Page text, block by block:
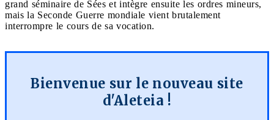
grand séminaire de Sées et intègre ensuite les ordres mineurs,
mais la Seconde Guerre mondiale vient brutalement
interrompre le cours de sa vocation.
Bienvenue sur le nouveau site
d'Aleteia !